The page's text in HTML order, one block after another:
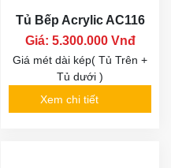
Tủ Bếp Acrylic AC116
Giá: 5.300.000 Vnđ
Giá mét dài kép( Tủ Trên +
Tủ dưới )
Xem chi tiết